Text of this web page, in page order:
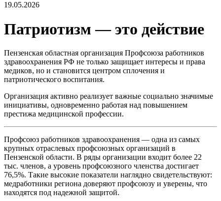
19.05.2026
Патриотизм — это действие
Пензенская областная организация Профсоюза работников
здравоохранения РФ не только защищает интересы и права
медиков, но и становится центром сплочения и
патриотического воспитания.
Организация активно реализует важные социально значимые
инициативы, одновременно работая над повышением
престижа медицинской профессии.
Профсоюз работников здравоохранения — одна из самых
крупных отраслевых профсоюзных организаций в
Пензенской области. В ряды организации входит более 22
тыс. членов, а уровень профсоюзного членства достигает
76,5%. Такие высокие показатели наглядно свидетельствуют:
медработники региона доверяют профсоюзу и уверены, что
находятся под надежной защитой.